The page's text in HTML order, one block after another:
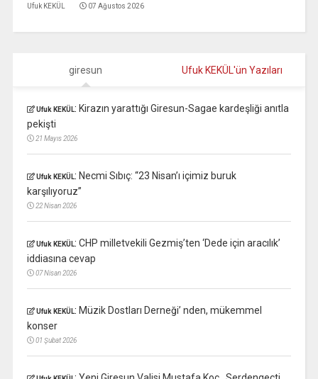
Ufuk KEKÜL 07 Ağustos 2026
giresun Ufuk KEKÜL'ün Yazıları
Ufuk KEKÜL: Kirazın yarattığı Giresun-Sagae kardeşliği anıtla
pekişti
21 Mayıs 2026
Ufuk KEKÜL: Necmi Sıbıç: “23 Nisan’ı içimiz buruk
karşılıyoruz”
22 Nisan 2026
Ufuk KEKÜL: CHP milletvekili Gezmiş’ten ‘Dede için aracılık’
iddiasına cevap
07 Nisan 2026
Ufuk KEKÜL: Müzik Dostları Derneği’ nden, mükemmel
konser
01 Şubat 2026